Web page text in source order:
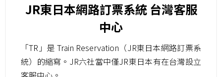
JR東日本網路訂票系統 台灣客服
中心
「TR」是 Train Reservation（JR東日本網路訂票系
統）的縮寫。JR六社當中僅JR東日本有在台灣設立